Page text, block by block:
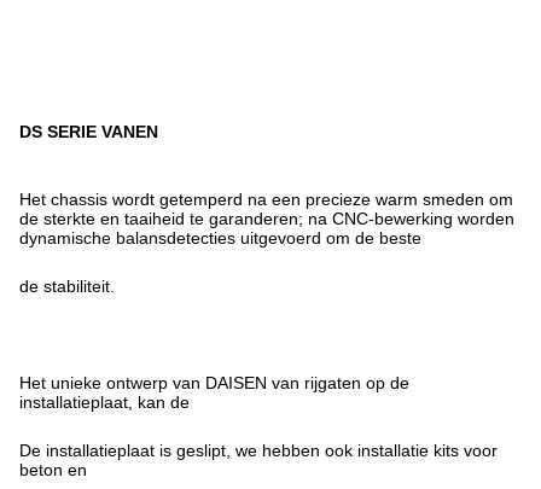
DS SERIE VANEN
Het chassis wordt getemperd na een precieze warm smeden om
de sterkte en taaiheid te garanderen; na CNC-bewerking worden
dynamische balansdetecties uitgevoerd om de beste
de stabiliteit.
Het unieke ontwerp van DAISEN van rijgaten op de
installatieplaat, kan de
De installatieplaat is geslipt, we hebben ook installatie kits voor
beton en